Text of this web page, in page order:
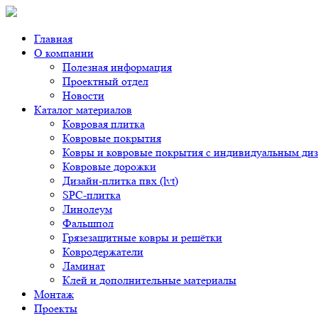
Главная
О компании
Полезная информация
Проектный отдел
Новости
Каталог материалов
Ковровая плитка
Ковровые покрытия
Ковры и ковровые покрытия с индивидуальным
Ковровые дорожки
Дизайн-плитка пвх (lvt)
SPC-плитка
Линолеум
Фальшпол
Грязезащитные ковры и решётки
Ковродержатели
Ламинат
Клей и дополнительные материалы
Монтаж
Проекты